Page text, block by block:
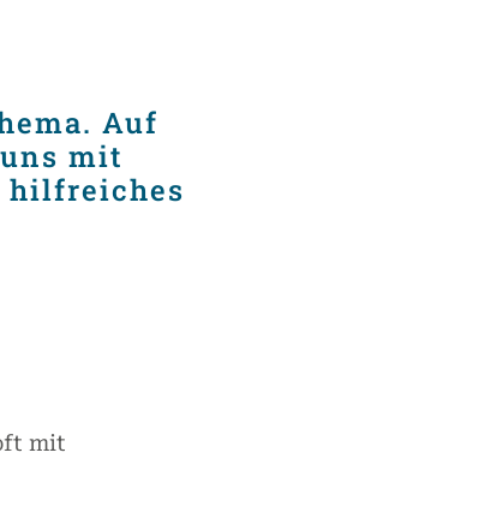
Auf
mit
hilfreiches
mit